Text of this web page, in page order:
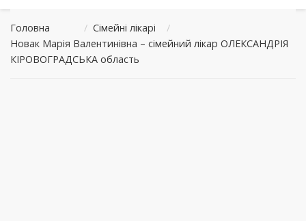
Головна / Сімейні лікарі
/
Новак Марія Валентинівна – сімейний лікар ОЛЕКСАНДРІЯ
КІРОВОГРАДСЬКА область